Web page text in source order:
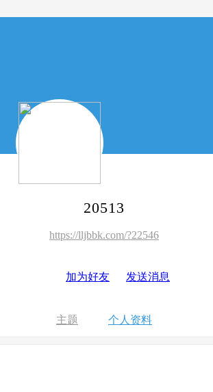
20513
https://lljbbk.com/?22546
加为好友 发送消息
主题 个人资料